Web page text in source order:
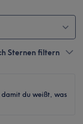
Sternen filtern
damit du weißt, was